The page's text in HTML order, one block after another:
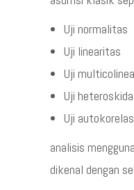
Uji normalitas
Uji linearitas
Uji
Uji
Uji
analisis
dikenal dengan